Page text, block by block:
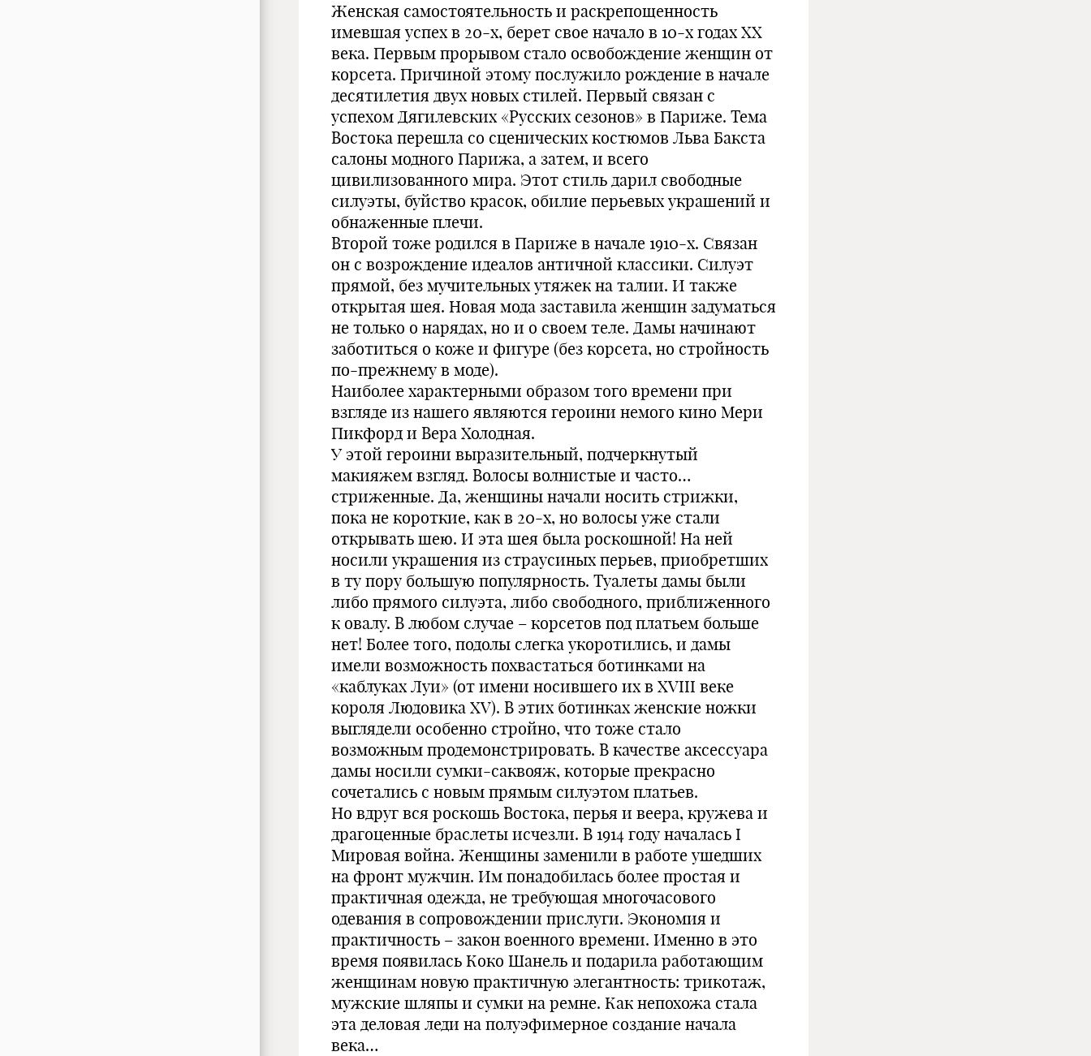
Женская самостоятельность и раскрепощенность
имевшая успех в 20-х, берет свое начало в 10-х годах ХХ
века. Первым прорывом стало освобождение женщин от
корсета. Причиной этому послужило рождение в начале
десятилетия двух новых стилей. Первый связан с
успехом Дягилевских «Русских сезонов» в Париже. Тема
Востока перешла со сценических костюмов Льва Бакста
салоны модного Парижа, а затем, и всего
цивилизованного мира. Этот стиль дарил свободные
силуэты, буйство красок, обилие перьевых украшений и
обнаженные плечи.
Второй тоже родился в Париже в начале 1910-х. Связан
он с возрождение идеалов античной классики. Силуэт
прямой, без мучительных утяжек на талии. И также
открытая шея. Новая мода заставила женщин задуматься
не только о нарядах, но и о своем теле. Дамы начинают
заботиться о коже и фигуре (без корсета, но стройность
по-прежнему в моде).
Наиболее характерными образом того времени при
взгляде из нашего являются героини немого кино Мери
Пикфорд и Вера Холодная.
У этой героини выразительный, подчеркнутый
макияжем взгляд. Волосы волнистые и часто…
стриженные. Да, женщины начали носить стрижки,
пока не короткие, как в 20-х, но волосы уже стали
открывать шею. И эта шея была роскошной! На ней
носили украшения из страусиных перьев, приобретших
в ту пору большую популярность. Туалеты дамы были
либо прямого силуэта, либо свободного, приближенного
к овалу. В любом случае – корсетов под платьем больше
нет! Более того, подолы слегка укоротились, и дамы
имели возможность похвастаться ботинками на
«каблуках Луи» (от имени носившего их в XVIII веке
короля Людовика ХV). В этих ботинках женские ножки
выглядели особенно стройно, что тоже стало
возможным продемонстрировать. В качестве аксессуара
дамы носили сумки-саквояж, которые прекрасно
сочетались с новым прямым силуэтом платьев.
Но вдруг вся роскошь Востока, перья и веера, кружева и
драгоценные браслеты исчезли. В 1914 году началась I
Мировая война. Женщины заменили в работе ушедших
на фронт мужчин. Им понадобилась более простая и
практичная одежда, не требующая многочасового
одевания в сопровождении прислуги. Экономия и
практичность – закон военного времени. Именно в это
время появилась Коко Шанель и подарила работающим
женщинам новую практичную элегантность: трикотаж,
мужские шляпы и сумки на ремне. Как непохожа стала
эта деловая леди на полуэфимерное создание начала
века…